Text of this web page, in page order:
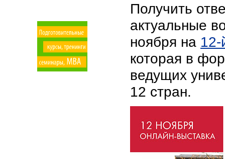
Получить
актуальные
ноября на 12-
которая в
ведущих
12 стран.